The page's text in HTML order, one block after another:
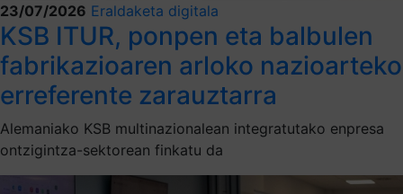
23/07/2026 Eraldaketa digitala
KSB ITUR, ponpen eta balbulen
fabrikazioaren arloko nazioarteko
erreferente zarauztarra
Alemaniako KSB multinazionalean integratutako enpresa
ontzigintza-sektorean finkatu da